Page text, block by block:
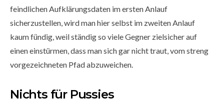
feindlichen Aufklärungsdaten im ersten Anlauf
sicherzustellen, wird man hier selbst im zweiten Anlauf
kaum fündig, weil ständig so viele Gegner zielsicher auf
einen einstürmen, dass man sich gar nicht traut, vom streng
vorgezeichneten Pfad abzuweichen.
Nichts für Pussies